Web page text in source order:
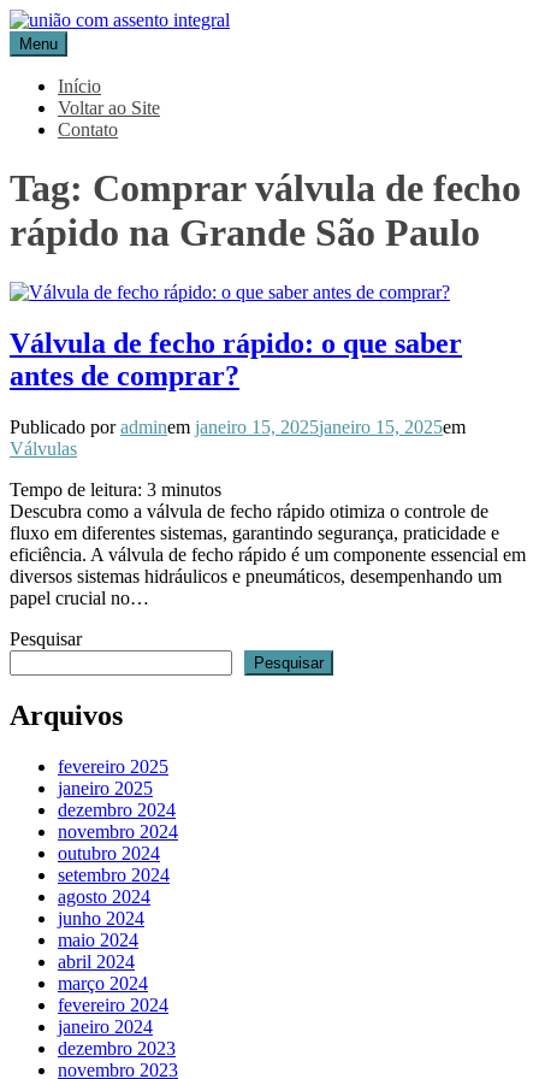
Pular
para
o
conteúdo
Blog Aceflan
Líder em Acessórios Industriais
Menu
Início
Voltar ao Site
Contato
Tag: Comprar válvula de fecho
rápido na Grande São Paulo
Válvula de fecho rápido: o que saber
antes de comprar?
Publicado poradminem janeiro 15, 2025janeiro 15, 2025em
Válvulas
Tempo de leitura: 3 minutos
Descubra como a válvula de fecho rápido otimiza o controle de
fluxo em diferentes sistemas, garantindo segurança, praticidade e
eficiência. A válvula de fecho rápido é um componente essencial em
diversos sistemas hidráulicos e pneumáticos, desempenhando um
papel crucial no…
Pesquisar
Pesquisar
Arquivos
fevereiro 2025
janeiro 2025
dezembro 2024
novembro 2024
outubro 2024
setembro 2024
agosto 2024
junho 2024
maio 2024
abril 2024
março 2024
fevereiro 2024
janeiro 2024
dezembro 2023
novembro 2023